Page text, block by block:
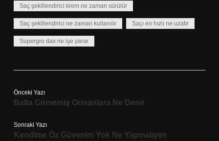
Saç şekillendirici krem ne zaman sürülür
Saç şekillendirici ne zaman kullanılır Saçı en hızlı ne uzatır
Supergro dax ne işe yarar
Önceki Yazı
Balta Girmemiş Ormanlara Ne Denir
Sonraki Yazı
Kendime Öz Güvenim Yok Ne Yapmalıyım